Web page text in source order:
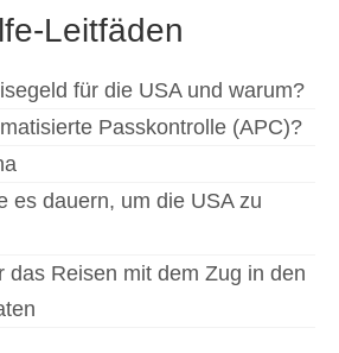
Leitfäden
für die USA und warum?
Passkontrolle (APC)?
es dauern, um die USA zu
das Reisen mit dem Zug in den